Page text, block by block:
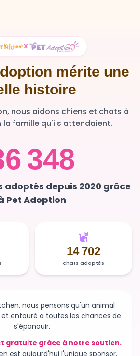
X
mérite une
histoire
nous aidons chiens et chats à
la famille qu'ils attendaient.
348
adoptés depuis 2020 grâce
Pet Adoption
14 702
chats adoptés
nous pensons qu'un animal
entouré a toutes les chances de
s'épanouir.
gratuite grâce à notre soutien.
est aujourd'hui l'unique sponsor.